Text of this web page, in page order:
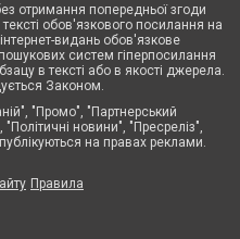
отримання попередньої згоди
обов'язкового посилання на
видань обов'язкове
систем гіперпосилання
в тексті або в якості джерела.
Законом.
"Промо", "Партнерський
новини", "Пресреліз",
на правах реклами.
Правила